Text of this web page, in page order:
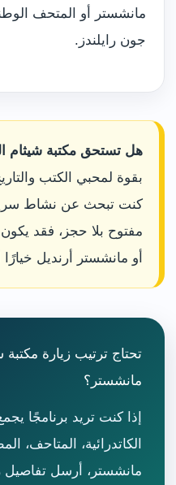
مانشستر أو المتحف
جون رايلندز.
هل تستحق مكتبة شيثام
بقوة لمحبي الكتب
كنت تبحث عن نشاط
مفتوح بلا حجز، فقد
أو مانشستر أرنديل
تحتاج ترتيب زيارة
مانشستر؟
إذا كنت تريد برنامجًا
الكاتدرائية، المتاحف،
مانشستر، أرسل